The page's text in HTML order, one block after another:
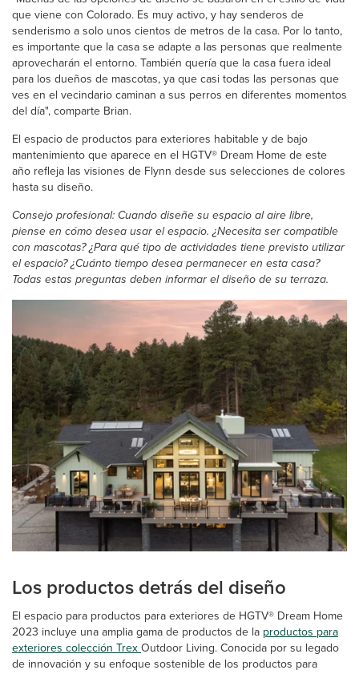
que viene con Colorado. Es muy activo, y hay senderos de
senderismo a solo unos cientos de metros de la casa. Por lo tanto,
es importante que la casa se adapte a las personas que realmente
aprovecharán el entorno. También quería que la casa fuera ideal
para los dueños de mascotas, ya que casi todas las personas que
ves en el vecindario caminan a sus perros en diferentes momentos
del día", comparte Brian.
El espacio de productos para exteriores habitable y de bajo
mantenimiento que aparece en el HGTV® Dream Home de este
año refleja las visiones de Flynn desde sus selecciones de colores
hasta su diseño.
Consejo profesional: Cuando diseñe su espacio al aire libre,
piense en cómo desea usar el espacio. ¿Necesita ser compatible
con mascotas? ¿Para qué tipo de actividades tiene previsto utilizar
el espacio? ¿Cuánto tiempo desea permanecer en esta casa?
Todas estas preguntas deben informar el diseño de su terraza.
Los productos detrás del diseño
El espacio para productos para exteriores de HGTV® Dream Home
2023 incluye una amplia gama de productos de la productos para
exteriores colección TrexOutdoor Living. Conocida por su legado
de innovación y su enfoque sostenible de los productos para